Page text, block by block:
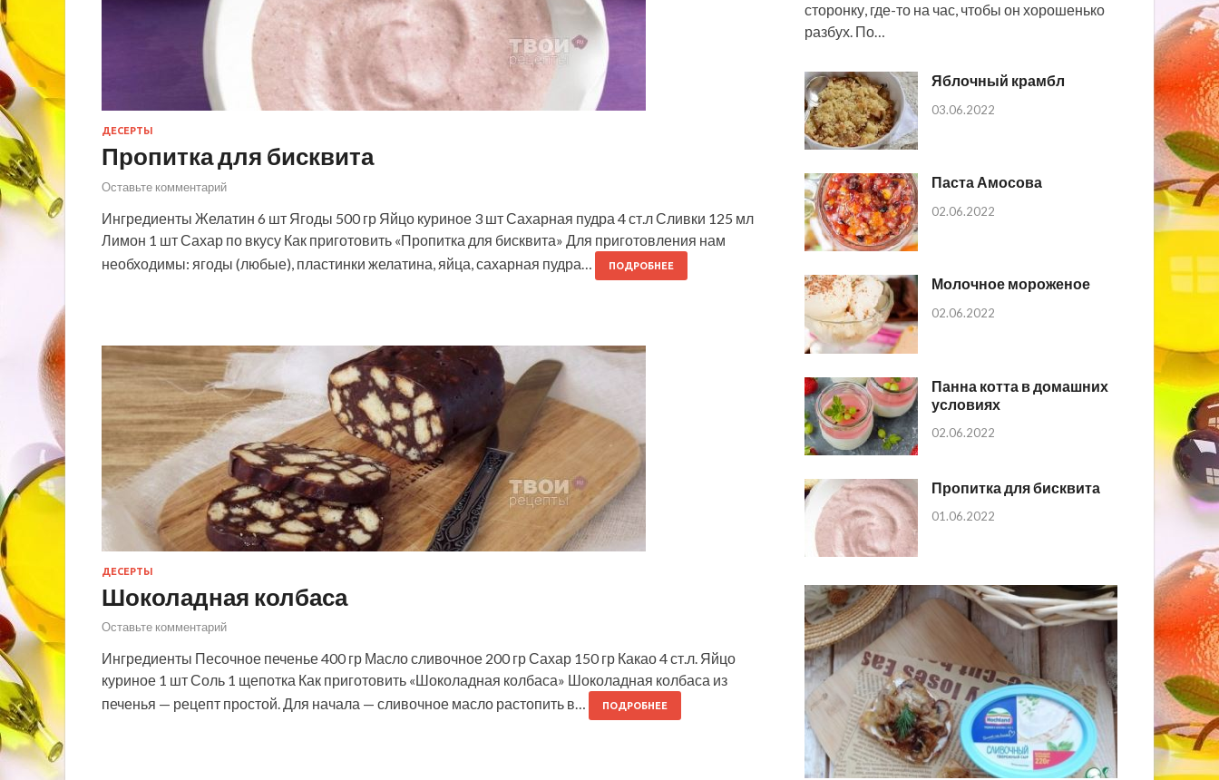
ДЕСЕРТЫ
Пропитка для бисквита
Оставьте комментарий
Ингредиенты Желатин 6 шт Ягоды 500 гр Яйцо куриное 3 шт Сахарная пудра 4 ст.л Сливки 125 мл
Лимон 1 шт Сахар по вкусу Как приготовить «Пропитка для бисквита» Для приготовления нам
необходимы: ягоды (любые), пластинки желатина, яйца, сахарная пудра…
ПОДРОБНЕЕ
ДЕСЕРТЫ
Шоколадная колбаса
Оставьте комментарий
Ингредиенты Песочное печенье 400 гр Масло сливочное 200 гр Сахар 150 гр Какао 4 ст.л. Яйцо
куриное 1 шт Соль 1 щепотка Как приготовить «Шоколадная колбаса» Шоколадная колбаса из
печенья — рецепт простой. Для начала — сливочное масло растопить в…
ПОДРОБНЕЕ
сторонку, где-то на час, чтобы он хорошенько
разбух. По…
Яблочный крамбл
03.06.2022
Паста Амосова
02.06.2022
Молочное мороженое
02.06.2022
Панна котта в домашних
условиях
02.06.2022
Пропитка для бисквита
01.06.2022